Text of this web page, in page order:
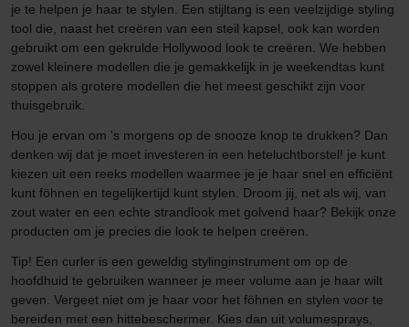
je te helpen je haar te stylen. Een stijltang is een veelzijdige styling
tool die, naast het creëren van een steil kapsel, ook kan worden
gebruikt om een gekrulde Hollywood look te creëren. We hebben
zowel kleinere modellen die je gemakkelijk in je weekendtas kunt
stoppen als grotere modellen die het meest geschikt zijn voor
thuisgebruik.
Hou je ervan om 's morgens op de snooze knop te drukken? Dan
denken wij dat je moet investeren in een heteluchtborstel! je kunt
kiezen uit een reeks modellen waarmee je je haar snel en efficiënt
kunt föhnen en tegelijkertijd kunt stylen. Droom jij, net als wij, van
zout water en een echte strandlook met golvend haar? Bekijk onze
producten om je precies die look te helpen creëren.
Tip! Een curler is een geweldig stylinginstrument om op de
hoofdhuid te gebruiken wanneer je meer volume aan je haar wilt
geven. Vergeet niet om je haar voor het föhnen en stylen voor te
bereiden met een hittebeschermer. Kies dan uit volumesprays,